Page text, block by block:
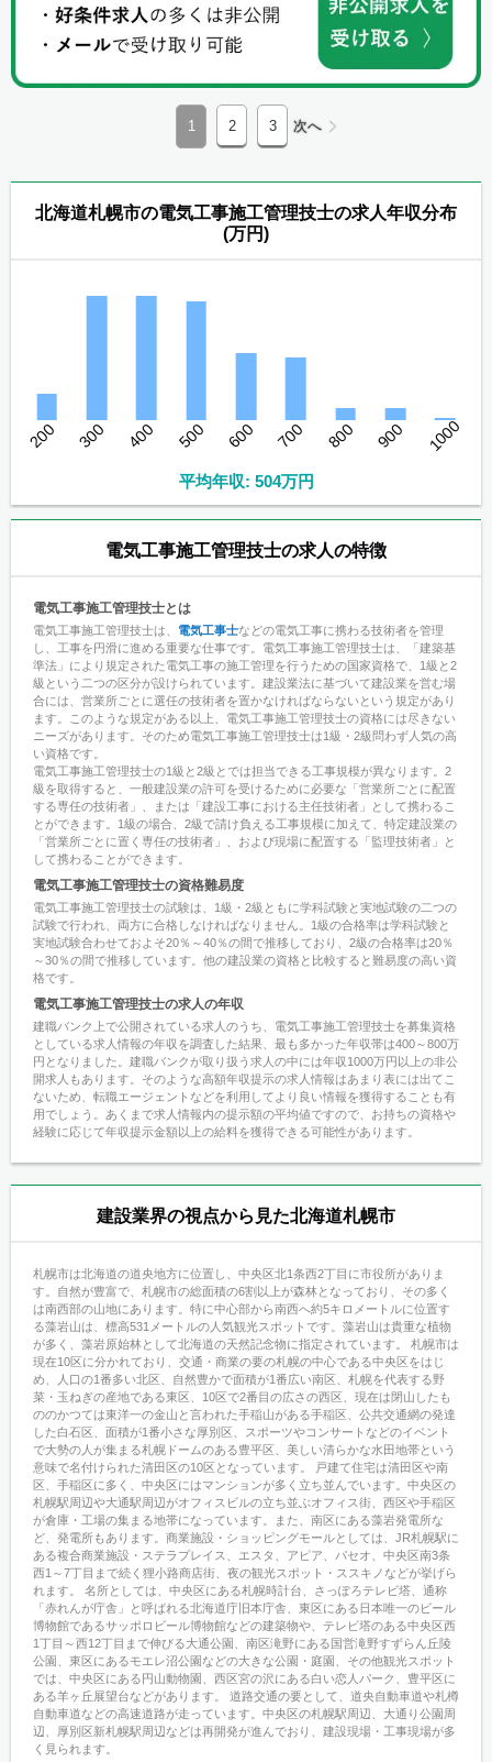
1 2 3 次へ
北海道札幌市の電気工事施工管理技士の求人年収分布
(万円)
200 300 400 500 600 700 800 900 1000
平均年収: 504万円
電気工事施工管理技士の求人の特徴
電気工事施工管理技士とは
電気工事施工管理技士は、 電気工事士などの電気工事に携わる技術者を管理
し、工事を円滑に進める重要な仕事です。電気工事施工管理技士は、「建築基
準法」により規定された電気工事の施工管理を行うための国家資格で、1級と2
級という二つの区分が設けられています。建設業法に基づいて建設業を営む場
合には、営業所ごとに選任の技術者を置かなければならないという規定があり
ます。このような規定がある以上、電気工事施工管理技士の資格には尽きない
ニーズがあります。そのため電気工事施工管理技士は1級・2級問わず人気の高
い資格です。
電気工事施工管理技士の1級と2級とでは担当できる工事規模が異なります。2
級を取得すると、一般建設業の許可を受けるために必要な「営業所ごとに配置
する専任の技術者」、または「建設工事における主任技術者」として携わるこ
とができます。1級の場合、2級で請け負える工事規模に加えて、特定建設業の
「営業所ごとに置く専任の技術者」、および現場に配置する「監理技術者」と
して携わることができます。
電気工事施工管理技士の資格難易度
電気工事施工管理技士の試験は、1級・2級ともに学科試験と実地試験の二つの
試験で行われ、両方に合格しなければなりません。1級の合格率は学科試験と
実地試験合わせておよそ20％～40％の間で推移しており、2級の合格率は20％
～30％の間で推移しています。他の建設業の資格と比較すると難易度の高い資
格です。
電気工事施工管理技士の求人の年収
建職バンク上で公開されている求人のうち、電気工事施工管理技士を募集資格
としている求人情報の年収を調査した結果、最も多かった年収帯は400～800万
円となりました。建職バンクが取り扱う求人の中には年収1000万円以上の非公
開求人もあります。そのような高額年収提示の求人情報はあまり表には出てこ
ないため、転職エージェントなどを利用してより良い情報を獲得することも有
用でしょう。あくまで求人情報内の提示額の平均値ですので、お持ちの資格や
経験に応じて年収提示金額以上の給料を獲得できる可能性があります。
建設業界の視点から見た北海道札幌市
札幌市は北海道の道央地方に位置し、中央区北1条西2丁目に市役所がありま
す。自然が豊富で、札幌市の総面積の6割以上が森林となっており、その多く
は南西部の山地にあります。特に中心部から南西へ約5キロメートルに位置す
る藻岩山は、標高531メートルの人気観光スポットです。藻岩山は貴重な植物
が多く、藻岩原始林として北海道の天然記念物に指定されています。 札幌市は
現在10区に分かれており、交通・商業の要の札幌の中心である中央区をはじ
め、人口の1番多い北区、自然豊かで面積が1番広い南区、札幌を代表する野
菜・玉ねぎの産地である東区、10区で2番目の広さの西区、現在は閉山したも
ののかつては東洋一の金山と言われた手稲山がある手稲区、公共交通網の発達
した白石区、面積が1番小さな厚別区、スポーツやコンサートなどのイベント
で大勢の人が集まる札幌ドームのある豊平区、美しい清らかな水田地帯という
意味で名付けられた清田区の10区となっています。 戸建て住宅は清田区や南
区、手稲区に多く、中央区にはマンションが多く立ち並んでいます。中央区の
札幌駅周辺や大通駅周辺がオフィスビルの立ち並ぶオフィス街、西区や手稲区
が倉庫・工場の集まる地帯になっています。また、南区にある藻岩発電所な
ど、発電所もあります。商業施設・ショッピングモールとしては、JR札幌駅に
ある複合商業施設・ステラプレイス、エスタ、アピア、パセオ、中央区南3条
西1～7丁目まで続く狸小路商店街、夜の観光スポット・ススキノなどが挙げら
れます。 名所としては、中央区にある札幌時計台、さっぽろテレビ塔、通称
「赤れんが庁舎」と呼ばれる北海道庁旧本庁舎、東区にある日本唯一のビール
博物館であるサッポロビール博物館などの建築物や、テレビ塔のある中央区西
1丁目～西12丁目まで伸びる大通公園、南区滝野にある国営滝野すずらん丘陵
公園、東区にあるモエレ沼公園などの大きな公園・庭園、その他観光スポット
では、中央区にある円山動物園、西区宮の沢にある白い恋人パーク、豊平区に
ある羊ヶ丘展望台などがあります。 道路交通の要として、道央自動車道や札樽
自動車道などの高速道路が走っています。中央区の札幌駅周辺、大通り公園周
辺、厚別区新札幌駅周辺などは再開発が進んでおり、建設現場・工事現場が多
く見られます。